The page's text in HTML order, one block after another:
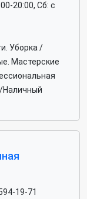
20:00, Сб: c
Уборка /
Мастерские
Наличный
19-71